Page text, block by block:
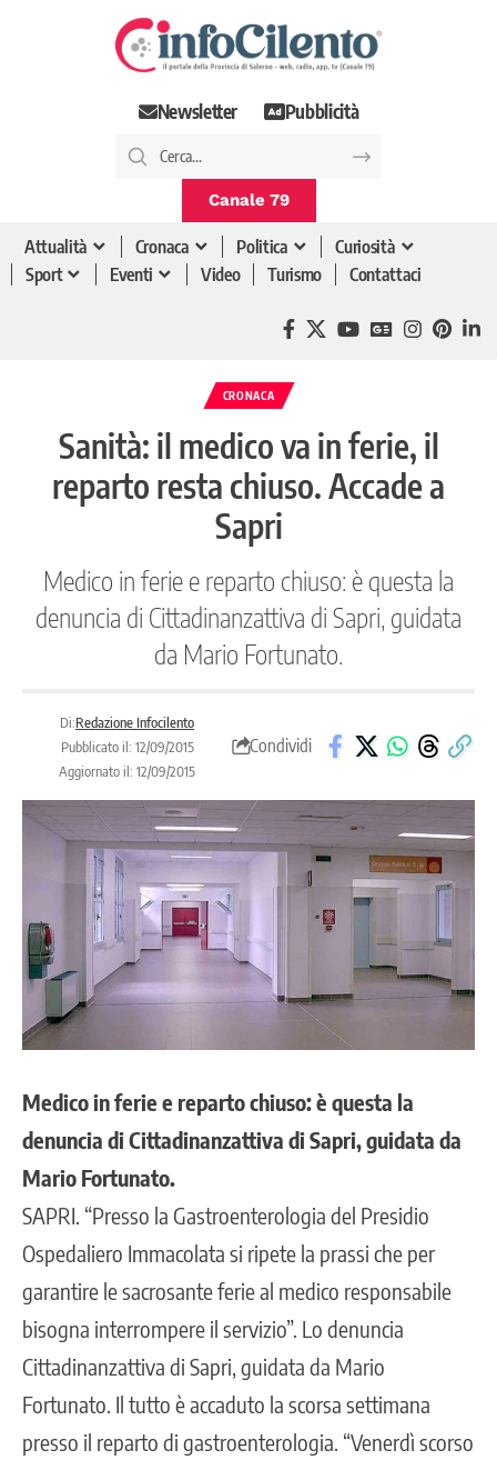
Newsletter Pubblicità
Canale 79
Attualità Cronaca Politica
Curiosità
Sport
Eventi Video Turismo Contattaci
CRONACA
Sanità: il medico va in ferie, il
reparto resta chiuso. Accade a
Sapri
Medico in ferie e reparto chiuso: è questa la
denuncia di Cittadinanzattiva di Sapri, guidata
da Mario Fortunato.
Di:Redazione Infocilento
Pubblicato il: 12/09/2015
Aggiornato il: 12/09/2015
Condividi
Medico in ferie e reparto chiuso: è questa la
denuncia di Cittadinanzattiva di Sapri, guidata da
Mario Fortunato.
SAPRI. “Presso la Gastroenterologia del Presidio
Ospedaliero Immacolata si ripete la prassi che per
garantire le sacrosante ferie al medico responsabile
bisogna interrompere il servizio”. Lo denuncia
Cittadinanzattiva di Sapri, guidata da Mario
Fortunato. Il tutto è accaduto la scorsa settimana
presso il reparto di gastroenterologia. “Venerdì scorso